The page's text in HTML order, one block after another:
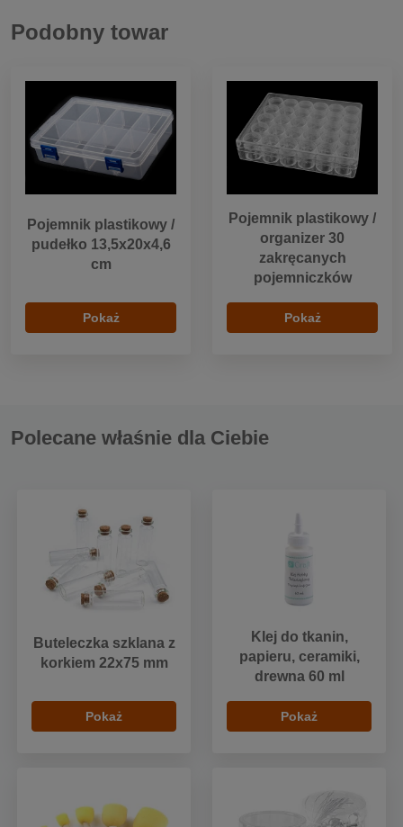
Podobny towar
Pojemnik plastikowy /
pudełko 13,5x20x4,6
cm
Pokaż
Pojemnik plastikowy /
organizer 30
zakręcanych
pojemniczków
Pokaż
Polecane właśnie dla Ciebie
Buteleczka szklana z
korkiem 22x75 mm
Pokaż
Klej do tkanin,
papieru, ceramiki,
drewna 60 ml
Pokaż